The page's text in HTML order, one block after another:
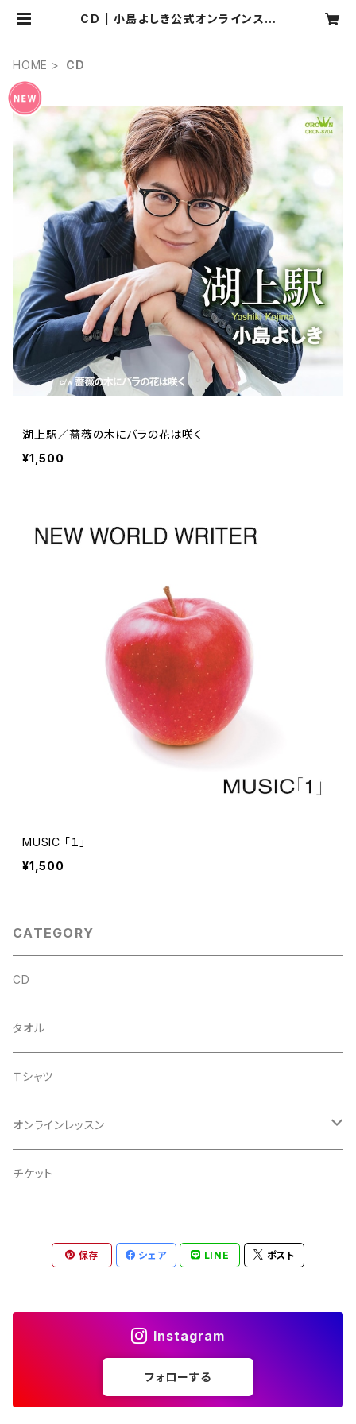
CD | 小島よしき公式オンラインスト
HOME CD
湖上駅／薔薇の木にバラの花は咲く
¥1,500
MUSIC ｢１｣
¥1,500
CATEGORY
CD
タオル
Ｔシャツ
オンラインレッスン
ギター
ボーカル
チケット
保存 シェア LINE ポスト
Instagram
フォローする